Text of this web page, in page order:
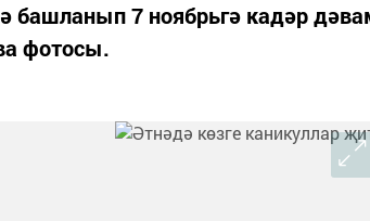
башланып 7 ноябрьгә кадәр
фотосы.